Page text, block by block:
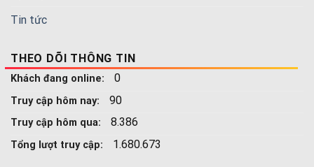
Tin tức
THEO DÕI THÔNG TIN
Khách đang online: 0
Truy cập hôm nay: 90
Truy cập hôm qua: 8.386
Tổng lượt truy cập: 1.680.673